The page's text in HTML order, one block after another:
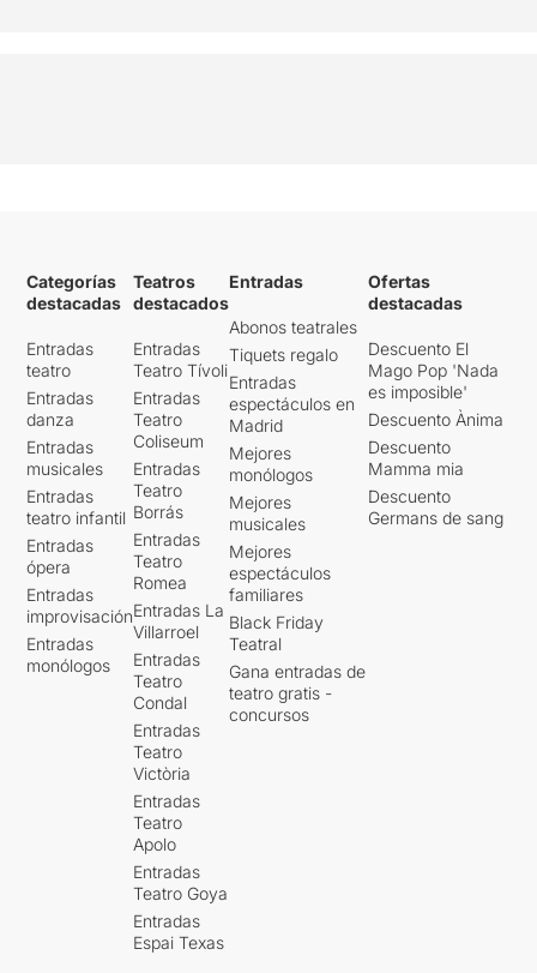
Categorías
destacadas
Entradas
teatro
Entradas
danza
Entradas
musicales
Entradas
teatro infantil
Entradas
ópera
Entradas
improvisación
Entradas
monólogos
Teatros
destacados
Entradas
Teatro Tívoli
Entradas
Teatro
Coliseum
Entradas
Teatro
Borrás
Entradas
Teatro
Romea
Entradas La
Villarroel
Entradas
Teatro
Condal
Entradas
Teatro
Victòria
Entradas
Teatro
Apolo
Entradas
Teatro Goya
Entradas
Espai Texas
Entradas
Abonos teatrales
Tiquets regalo
Entradas
espectáculos en
Madrid
Mejores
monólogos
Mejores
musicales
Mejores
espectáculos
familiares
Black Friday
Teatral
Gana entradas de
teatro gratis -
concursos
Ofertas
destacadas
Descuento El
Mago Pop 'Nada
es imposible'
Descuento Ànima
Descuento
Mamma mia
Descuento
Germans de sang